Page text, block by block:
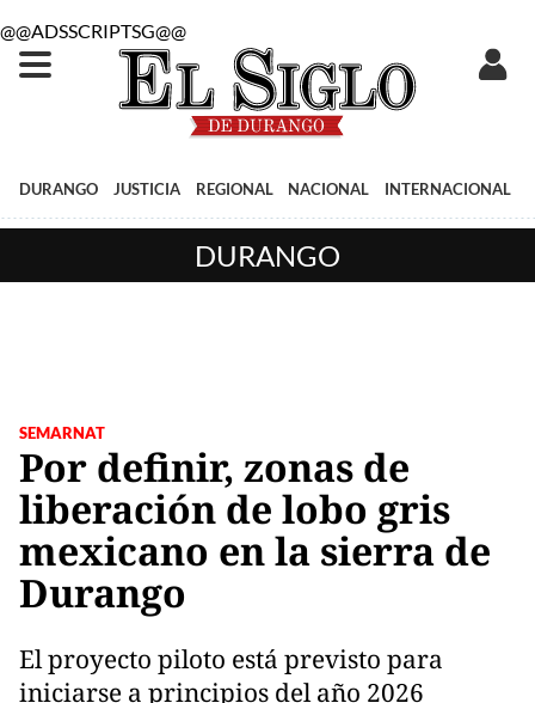
@@ADSSCRIPTSG@@
DURANGO JUSTICIA REGIONAL NACIONAL INTERNACIONAL
DURANGO
SEMARNAT
Por definir, zonas de
liberación de lobo gris
mexicano en la sierra de
Durango
El proyecto piloto está previsto para
iniciarse a principios del año 2026